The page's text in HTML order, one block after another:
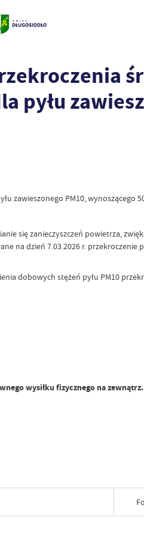
pyłu
zawieszonego PM10, wynoszącego
się zanieczyszczeń powietrza,
na dzień 7.03.2026 r.
dobowych stężeń pyłu PM10
wysiłku fizycznego na zewnątrz.